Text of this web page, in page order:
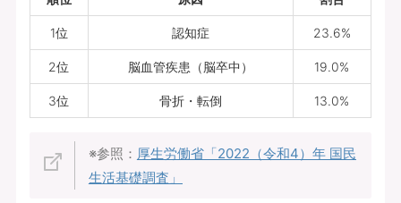
1位 認知症 23.6%
2位 脳血管疾患（脳卒中） 19.0%
3位 骨折・転倒 13.0%
※参照： 厚生労働省「2022（令和4）年 国民
生活基礎調査」